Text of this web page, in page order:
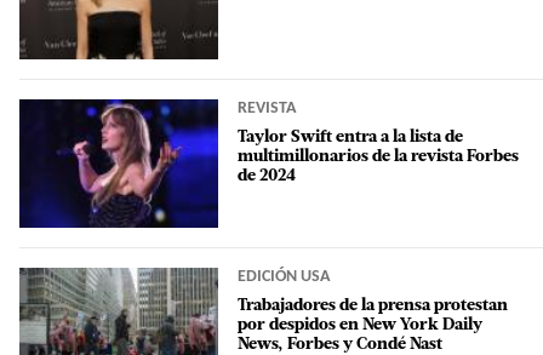
REVISTA
Taylor Swift entra a la lista de
multimillonarios de la revista Forbes
de 2024
EDICIÓN USA
Trabajadores de la prensa protestan
por despidos en New York Daily
News, Forbes y Condé Nast